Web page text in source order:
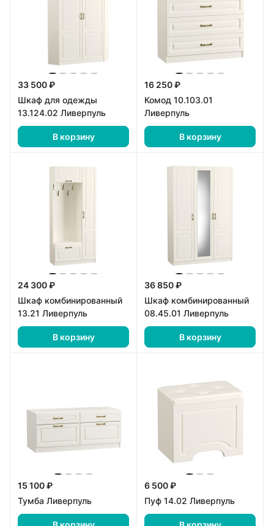
33 500 ₽
Шкаф для одежды
13.124.02 Ливерпуль
В корзину
16 250 ₽
Комод 10.103.01
Ливерпуль
В корзину
24 300 ₽
Шкаф комбинированный
13.21 Ливерпуль
В корзину
36 850 ₽
Шкаф комбинированный
08.45.01 Ливерпуль
В корзину
15 100 ₽
Тумба Ливерпуль
6 500 ₽
Пуф 14.02 Ливерпуль